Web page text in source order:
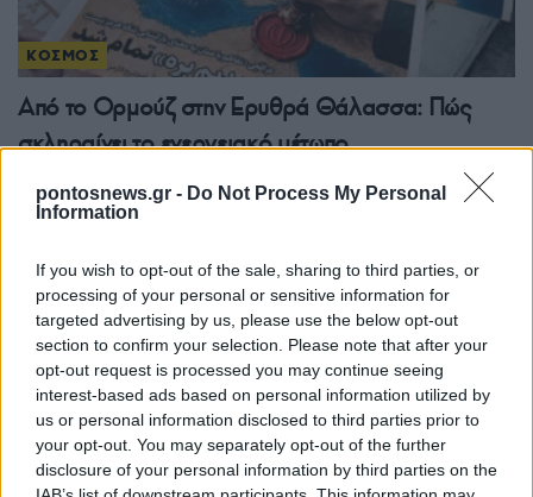
pontosnews.gr - Do Not Process My Personal
Information
If you wish to opt-out of the sale, sharing to third parties, or
processing of your personal or sensitive information for
targeted advertising by us, please use the below opt-out
section to confirm your selection. Please note that after your
opt-out request is processed you may continue seeing
interest-based ads based on personal information utilized by
us or personal information disclosed to third parties prior to
your opt-out. You may separately opt-out of the further
disclosure of your personal information by third parties on the
ΚΟΣΜΟΣ
Από το Ορμούζ στην Ερυθρά Θάλασσα: Πώς
σκληραίνει το ενεργειακό μέτωπο
ΚΟΣΜΟΣ